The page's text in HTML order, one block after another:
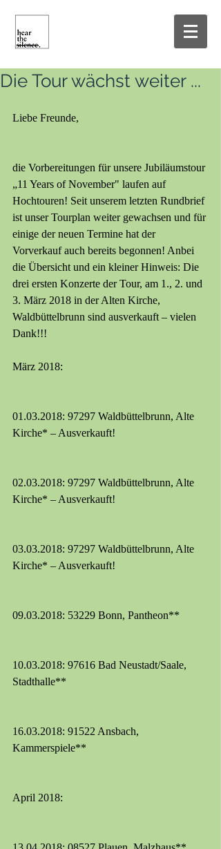
Die Tour wächst weiter ...
Liebe Freunde,
die Vorbereitungen für unsere Jubiläumstour
„11 Years of November" laufen auf
Hochtouren! Seit unserem letzten Rundbrief
ist unser Tourplan weiter gewachsen und für
einige der neuen Termine hat der
Vorverkauf auch bereits begonnen! Anbei
die Übersicht und ein kleiner Hinweis: Die
drei ersten Konzerte der Tour, am 1., 2. und
3. März 2018 in der Alten Kirche,
Waldbüttelbrunn sind ausverkauft – vielen
Dank!!!
März 2018:
01.03.2018: 97297 Waldbüttelbrunn, Alte
Kirche* – Ausverkauft!
02.03.2018: 97297 Waldbüttelbrunn, Alte
Kirche* – Ausverkauft!
03.03.2018: 97297 Waldbüttelbrunn, Alte
Kirche* – Ausverkauft!
09.03.2018: 53229 Bonn, Pantheon**
10.03.2018: 97616 Bad Neustadt/Saale,
Stadthalle**
16.03.2018: 91522 Ansbach,
Kammerspiele**
April 2018: